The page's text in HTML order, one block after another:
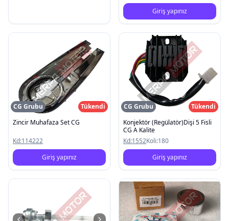
Giriş yapınız
CG Grubu
Tükendi
Zincir Muhafaza Set CG
Kd:114222
Giriş yapınız
CG Grubu
Tükendi
Konjektör (Regülatör)Dişi 5 Fisli
CG A Kalite
Kd:1552Koli:180
Giriş yapınız